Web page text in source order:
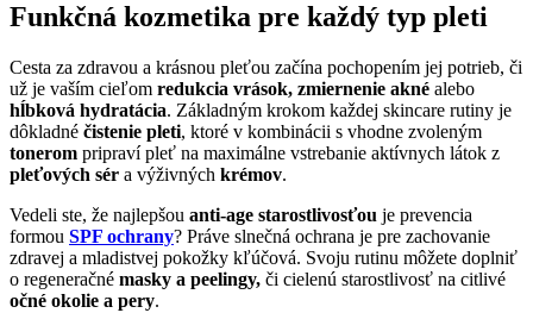
Funkčná kozmetika pre každý typ pleti
Cesta za zdravou a krásnou pleťou začína pochopením jej potrieb, či
už je vaším cieľom redukcia vrások, zmiernenie akné alebo
hĺbková hydratácia. Základným krokom každej skincare rutiny je
dôkladné čistenie pleti, ktoré v kombinácii s vhodne zvoleným
tonerom pripraví pleť na maximálne vstrebanie aktívnych látok z
pleťových sér a výživných krémov.
Vedeli ste, že najlepšou anti-age starostlivosťou je prevencia
formou SPF ochrany? Práve slnečná ochrana je pre zachovanie
zdravej a mladistvej pokožky kľúčová. Svoju rutinu môžete doplniť
o regeneračné masky a peelingy, či cielenú starostlivosť na citlivé
očné okolie a pery.